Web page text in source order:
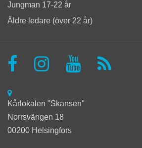
Jungman 17-22 år
Äldre ledare (över 22 år)
Kårlokalen "Skansen"
Norrsvängen 18
00200 Helsingfors